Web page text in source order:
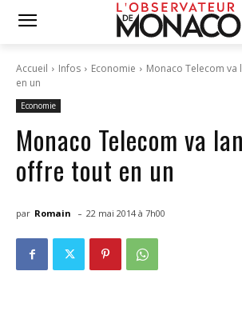
Accueil Infos Economie
Monaco Telecom
en un
Economie
Monaco Telecom va
offre tout en un
par Romain - 22 mai 2014 à 7h00